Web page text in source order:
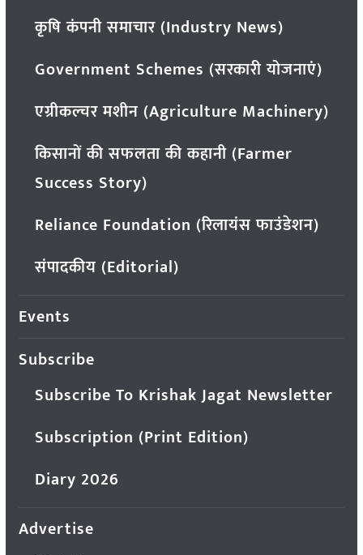
कृषि कंपनी समाचार (Industry News)
Government Schemes (सरकारी योजनाएं)
एग्रीकल्चर मशीन (Agriculture Machinery)
किसानों की सफलता की कहानी (Farmer
Success Story)
Reliance Foundation (रिलायंस फाउंडेशन)
संपादकीय (Editorial)
Events
Subscribe
Subscribe To Krishak Jagat Newsletter
Subscription (Print Edition)
Diary 2026
Advertise